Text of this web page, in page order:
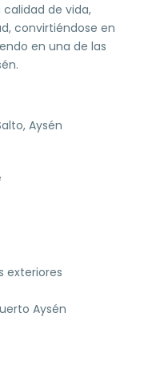
de vida,
convirtiéndose en
en una de las
Aysén
exteriores
Aysén